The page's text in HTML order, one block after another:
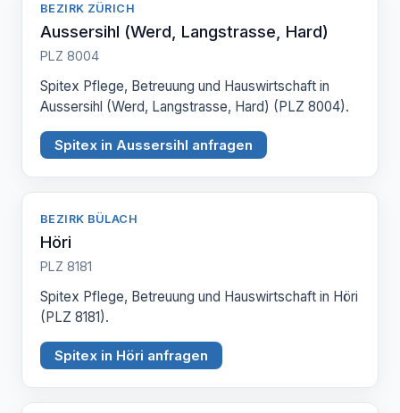
BEZIRK ZÜRICH
Aussersihl (Werd, Langstrasse, Hard)
PLZ 8004
Spitex Pflege, Betreuung und Hauswirtschaft in
Aussersihl (Werd, Langstrasse, Hard) (PLZ 8004).
Spitex in Aussersihl anfragen
BEZIRK BÜLACH
Höri
PLZ 8181
Spitex Pflege, Betreuung und Hauswirtschaft in Höri
(PLZ 8181).
Spitex in Höri anfragen